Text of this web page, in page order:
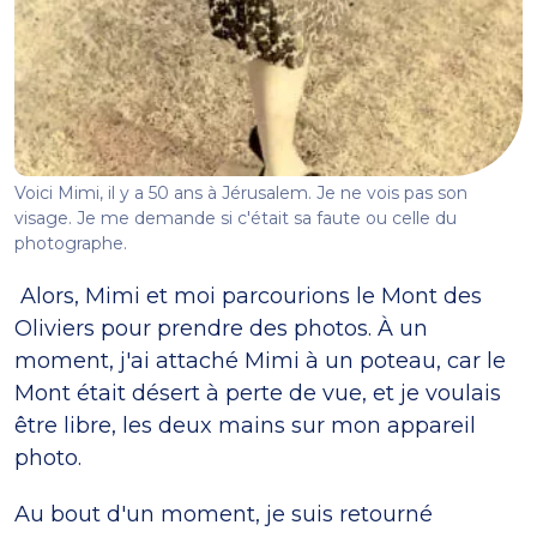
Voici Mimi, il y a 50 ans à Jérusalem. Je ne vois pas son
visage. Je me demande si c'était sa faute ou celle du
photographe.
Alors, Mimi et moi parcourions le Mont des
Oliviers pour prendre des photos. À un
moment, j'ai attaché Mimi à un poteau, car le
Mont était désert à perte de vue, et je voulais
être libre, les deux mains sur mon appareil
photo.
Au bout d'un moment, je suis retourné